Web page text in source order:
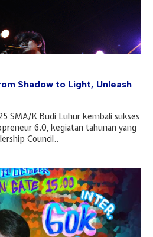
Shadow to Light, Unleash
SMA/K Budi Luhur kembali sukses
6.0, kegiatan tahunan yang
Council..